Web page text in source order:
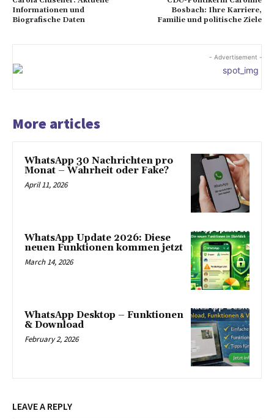
Informationen und
Biografische Daten
Bosbach: Ihre Karriere,
Familie und politische Ziele
- Advertisement -
More articles
WhatsApp 30 Nachrichten pro
Monat – Wahrheit oder Fake?
April 11, 2026
WhatsApp Update 2026: Diese
neuen Funktionen kommen jetzt
March 14, 2026
WhatsApp Desktop – Funktionen
& Download
February 2, 2026
LEAVE A REPLY